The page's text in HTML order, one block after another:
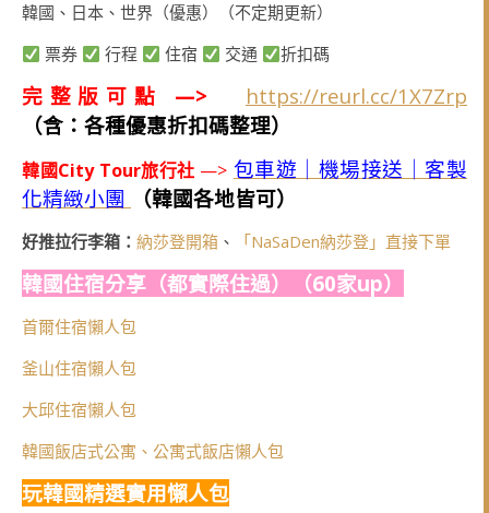
韓國、日本、世界（優惠）（不定期更新）
票券
行程 住宿 交通 折扣碼
完整版可點 —>
https://reurl.cc/1X7Zrp
（含：各種優惠折扣碼整理）
韓國City Tour旅行社 —> 包車遊｜機場接送｜客製
化精緻小團
（韓國各地皆可）
好推拉行李箱： 納莎登開箱 、 「NaSaDen納莎登」直接下單
韓國住宿分享（都實際住過）（60家up）
首爾住宿懶人包
釜山住宿懶人包
大邱住宿懶人包
韓國飯店式公寓、公寓式飯店懶人包
玩韓國精選實用懶人包